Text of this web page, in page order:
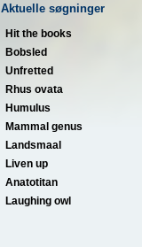
Aktuelle søgninger
Hit the books
Bobsled
Unfretted
Rhus ovata
Humulus
Mammal genus
Landsmaal
Liven up
Anatotitan
Laughing owl